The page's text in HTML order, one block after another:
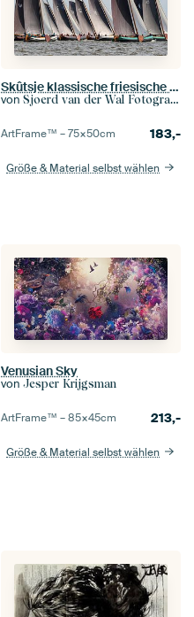
Skûtsje klassische friesische Segeln Tjalk Schiffe
von Sjoerd van der Wal Fotografie
ArtFrame™ –75×50cm 183,-
Größe & Material selbst wählen
Venusian Sky
von Jesper Krijgsman
ArtFrame™ –85×45cm 213,-
Größe & Material selbst wählen